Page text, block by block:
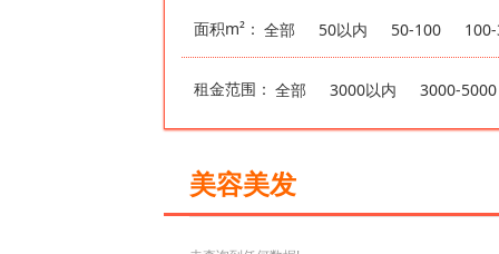
面积m²： 全部 50以内 50-100
租金范围： 全部 3000以内 3000-5000
美容美发